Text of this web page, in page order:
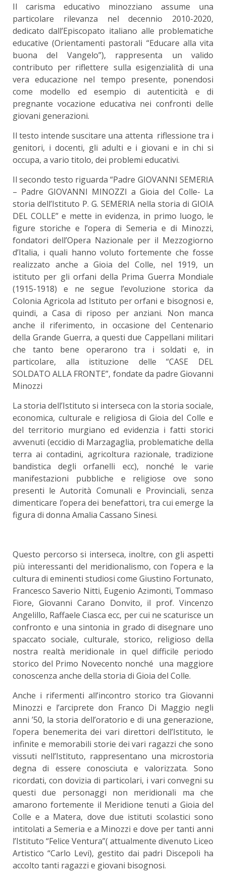
Il carisma educativo minozziano assume una
particolare rilevanza nel decennio 2010-2020,
dedicato dall’Episcopato italiano alle problematiche
educative (Orientamenti pastorali “Educare alla vita
buona del Vangelo”), rappresenta un valido
contributo per riflettere sulla esigenzialità di una
vera educazione nel tempo presente, ponendosi
come modello ed esempio di autenticità e di
pregnante vocazione educativa nei confronti delle
giovani generazioni.
Il testo intende suscitare una attenta riflessione tra i
genitori, i docenti, gli adulti e i giovani e in chi si
occupa, a vario titolo, dei problemi educativi.
Il secondo testo riguarda “Padre GIOVANNI SEMERIA
– Padre GIOVANNI MINOZZI a Gioia del Colle- La
storia dell’Istituto P. G. SEMERIA nella storia di GIOIA
DEL COLLE” e mette in evidenza, in primo luogo, le
figure storiche e l’opera di Semeria e di Minozzi,
fondatori dell’Opera Nazionale per il Mezzogiorno
d’Italia, i quali hanno voluto fortemente che fosse
realizzato anche a Gioia del Colle, nel 1919, un
istituto per gli orfani della Prima Guerra Mondiale
(1915-1918) e ne segue l’evoluzione storica da
Colonia Agricola ad Istituto per orfani e bisognosi e,
quindi, a Casa di riposo per anziani. Non manca
anche il riferimento, in occasione del Centenario
della Grande Guerra, a questi due Cappellani militari
che tanto bene operarono tra i soldati e, in
particolare, alla istituzione delle “CASE DEL
SOLDATO ALLA FRONTE”, fondate da padre Giovanni
Minozzi
La storia dell’Istituto si interseca con la storia sociale,
economica, culturale e religiosa di Gioia del Colle e
del territorio murgiano ed evidenzia i fatti storici
avvenuti (eccidio di Marzagaglia, problematiche della
terra ai contadini, agricoltura razionale, tradizione
bandistica degli orfanelli ecc), nonché le varie
manifestazioni pubbliche e religiose ove sono
presenti le Autorità Comunali e Provinciali, senza
dimenticare l’opera dei benefattori, tra cui emerge la
figura di donna Amalia Cassano Sinesi.
Questo percorso si interseca, inoltre, con gli aspetti
più interessanti del meridionalismo, con l’opera e la
cultura di eminenti studiosi come Giustino Fortunato,
Francesco Saverio Nitti, Eugenio Azimonti, Tommaso
Fiore, Giovanni Carano Donvito, il prof. Vincenzo
Angelillo, Raffaele Ciasca ecc, per cui ne scaturisce un
confronto e una sintonia in grado di disegnare uno
spaccato sociale, culturale, storico, religioso della
nostra realtà meridionale in quel difficile periodo
storico del Primo Novecento nonché una maggiore
conoscenza anche della storia di Gioia del Colle.
Anche i rifermenti all’incontro storico tra Giovanni
Minozzi e l’arciprete don Franco Di Maggio negli
anni ’50, la storia dell’oratorio e di una generazione,
l’opera benemerita dei vari direttori dell’Istituto, le
infinite e memorabili storie dei vari ragazzi che sono
vissuti nell’Istituto, rappresentano una microstoria
degna di essere conosciuta e valorizzata. Sono
ricordati, con dovizia di particolari, i vari convegni su
questi due personaggi non meridionali ma che
amarono fortemente il Meridione tenuti a Gioia del
Colle e a Matera, dove due istituti scolastici sono
intitolati a Semeria e a Minozzi e dove per tanti anni
l’Istituto “Felice Ventura”( attualmente divenuto Liceo
Artistico “Carlo Levi), gestito dai padri Discepoli ha
accolto tanti ragazzi e giovani bisognosi.